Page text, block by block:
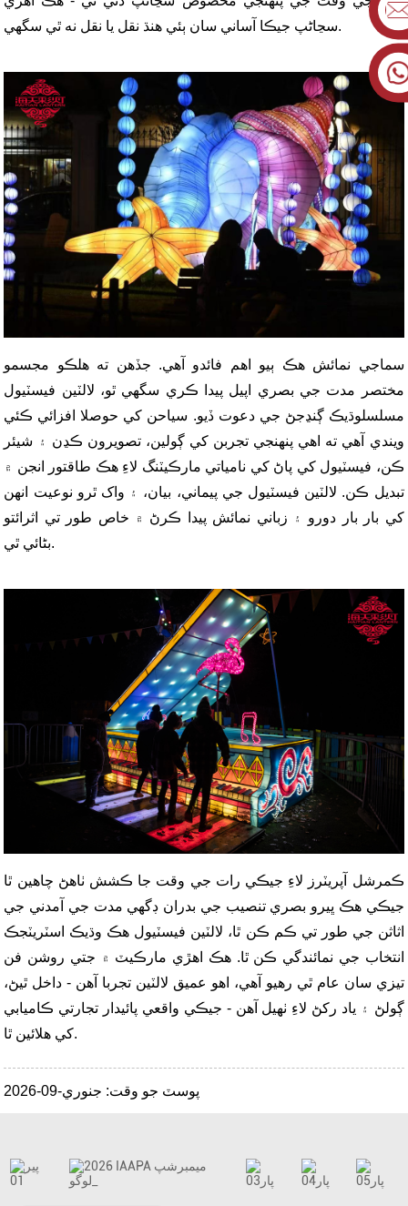
سڃاڻپ جيڪا آساني سان ٻئي هنڌ نقل يا نقل نه ٿي سگهي.
سماجي نمائش هڪ ٻيو اهم فائدو آهي. جڏهن ته هلڪو مجسمو
مختصر مدت جي بصري اپيل پيدا ڪري سگهي ٿو، لالٽين فيسٽيول
مسلسلوڌيڪ ڳنڍجڻ جي دعوت ڏيو. سياحن کي حوصلا افزائي ڪئي
ويندي آهي ته اهي پنهنجي تجربن کي ڳولين، تصويرون ڪڍن ۽ شيئر
ڪن، فيسٽيول کي پاڻ کي نامياتي مارڪيٽنگ لاءِ هڪ طاقتور انجن ۾
تبديل ڪن. لالٽين فيسٽيول جي پيماني، بيان، ۽ واک ٿرو نوعيت انهن
کي بار بار دورو ۽ زباني نمائش پيدا ڪرڻ ۾ خاص طور تي اثرائتو
بڻائي ٿي.
ڪمرشل آپريٽرز لاءِ جيڪي رات جي وقت جا ڪشش ٺاهڻ چاهين ٿا
جيڪي هڪ ڀيرو بصري تنصيب جي بدران ڊگهي مدت جي آمدني جي
اثاثن جي طور تي ڪم ڪن ٿا، لالٽين فيسٽيول هڪ وڌيڪ اسٽريٽجڪ
انتخاب جي نمائندگي ڪن ٿا. هڪ اهڙي مارڪيٽ ۾ جتي روشن فن
تيزي سان عام ٿي رهيو آهي، اهو عميق لالٽين تجربا آهن - داخل ٿيڻ،
ڳولڻ ۽ ياد رکڻ لاءِ ٺهيل آهن - جيڪي واقعي پائيدار تجارتي ڪاميابي
کي هلائين ٿا.
پوسٽ جو وقت: جنوري-09-2026